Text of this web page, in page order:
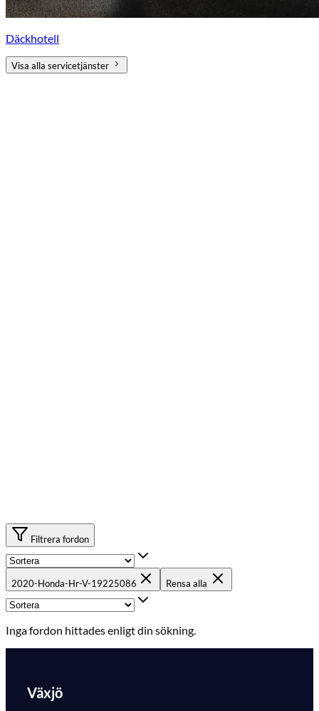
Däckhotell
Visa alla servicetjänster
Filtrera fordon
2020-Honda-Hr-V-19225086 Rensa alla
Inga fordon hittades enligt din sökning.
Växjö